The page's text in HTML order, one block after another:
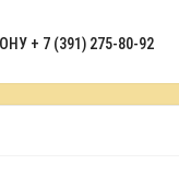
+ 7 (391) 275-80-92